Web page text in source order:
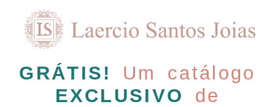
GRÁTIS!
Um catálogo
EXCLUSIVO
de